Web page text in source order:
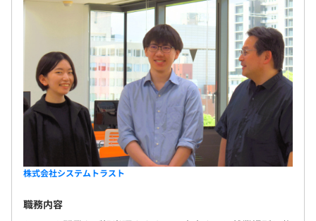
株式会社システムトラスト
職務内容